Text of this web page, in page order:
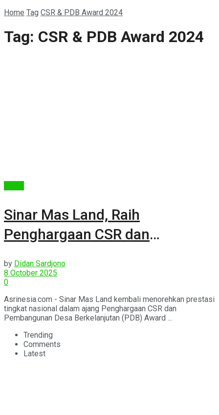
Home Tag CSR & PDB Award 2024
Tag: CSR & PDB Award 2024
Sinar Mas Land, Raih
Penghargaan CSR dan
Berkelanjutan Award 2025
by Didan Sardjono
8 October 2025
0
Asrinesia.com - Sinar Mas Land kembali menorehkan prestasi
tingkat nasional dalam ajang Penghargaan CSR dan
Pembangunan Desa Berkelanjutan (PDB) Award ...
Trending
Comments
Latest